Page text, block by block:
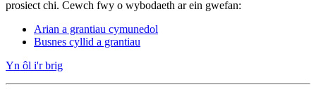
prosiect chi. Cewch fwy o wybodaeth ar ein gwefan:
Arian a grantiau cymunedol
Busnes cyllid a grantiau
Yn ôl i'r brig